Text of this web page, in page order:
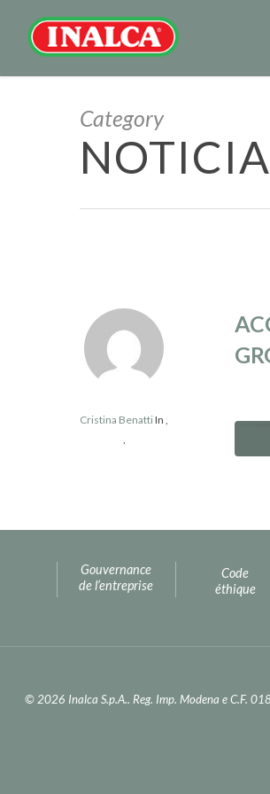
Category
Cristina BenattiIn ,
,
Gouvernance
de l’entreprise
Code
éthique
© 2026 Inalca S.p.A.. Reg. Imp. Modena e C.F.